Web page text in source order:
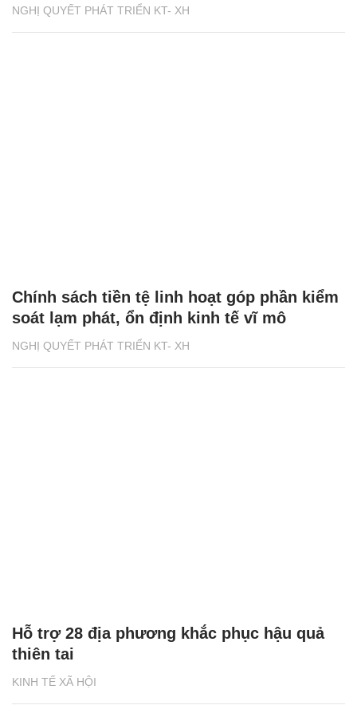
NGHỊ QUYẾT PHÁT TRIỂN KT- XH
NGHỊ QUYẾT PHÁT TRIỂN KT- XH
Chính sách tiền tệ linh hoạt góp phần kiểm
soát lạm phát, ổn định kinh tế vĩ mô
KINH TẾ XÃ HỘI
Hỗ trợ 28 địa phương khắc phục hậu quả
thiên tai